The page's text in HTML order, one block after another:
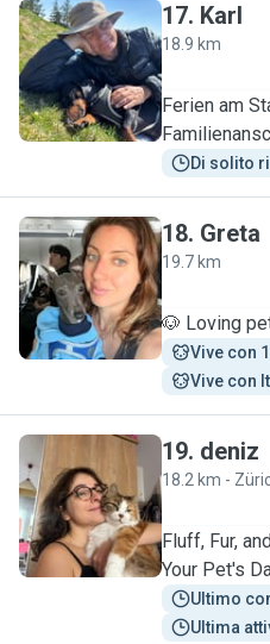
K
17. Karl
18.9 km
Ferien am
Di solito
G
18. Greta
19.7 km
🐶 Loving
Vive con
Vive con
D
19. deniz
18.2 km -
Fluff, Fur,
Your Pet's
Ultimo
Ultima